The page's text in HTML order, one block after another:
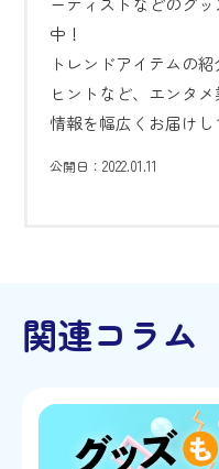
中！
トレンドアイテムの
ヒントなど、エンタ
情報を幅広くお届けし
公開日：2022.01.11
関連コラム